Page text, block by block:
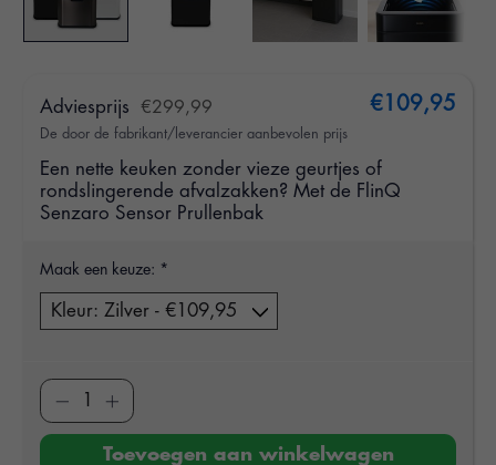
Adviesprijs €299,99
De door de fabrikant/leverancier aanbevolen prijs
€109,95
Een nette keuken zonder vieze geurtjes of
rondslingerende afvalzakken? Met de FlinQ
Senzaro Sensor Prullenbak
Maak een keuze: *
Toevoegen aan winkelwagen